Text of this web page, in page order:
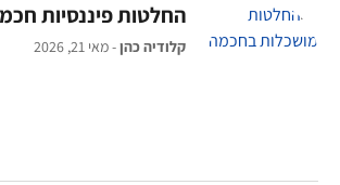
החלטות פיננסיות חכמות
קלודיה כהן מאי 21, 2026